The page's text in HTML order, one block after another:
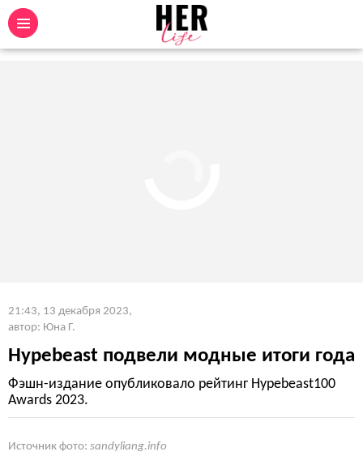
21:43, 13 декабря 2023,
автор: Юна Г.
Hypebeast подвели модные итоги года
Фэшн-издание опубликовало рейтинг Hypebeast100
Awards 2023.
Источник фото: sandyliang.info